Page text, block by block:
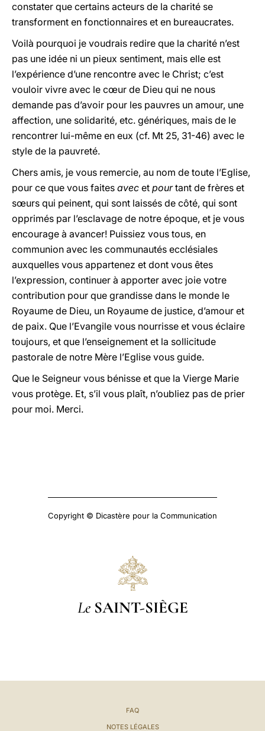
constater que certains acteurs de la charité se
transforment en fonctionnaires et en bureaucrates.
Voilà pourquoi je voudrais redire que la charité n’est
pas une idée ni un pieux sentiment, mais elle est
l’expérience d’une rencontre avec le Christ; c’est
vouloir vivre avec le cœur de Dieu qui ne nous
demande pas d’avoir pour les pauvres un amour, une
affection, une solidarité, etc. génériques, mais de le
rencontrer lui-même en eux (cf. Mt 25, 31-46) avec le
style de la pauvreté.
Chers amis, je vous remercie, au nom de toute l’Eglise,
pour ce que vous faites avec et pourtant de frères et
sœurs qui peinent, qui sont laissés de côté, qui sont
opprimés par l’esclavage de notre époque, et je vous
encourage à avancer! Puissiez vous tous, en
communion avec les communautés ecclésiales
auxquelles vous appartenez et dont vous êtes
l’expression, continuer à apporter avec joie votre
contribution pour que grandisse dans le monde le
Royaume de Dieu, un Royaume de justice, d’amour et
de paix. Que l’Evangile vous nourrisse et vous éclaire
toujours, et que l’enseignement et la sollicitude
pastorale de notre Mère l’Eglise vous guide.
Que le Seigneur vous bénisse et que la Vierge Marie
vous protège. Et, s’il vous plaît, n’oubliez pas de prier
pour moi. Merci.
Copyright © Dicastère pour la Communication
Le SAINT-SIÈGE
FAQ
NOTES LÉGALES